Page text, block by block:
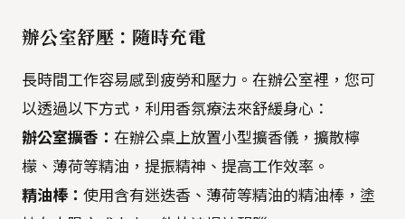
辦公室舒壓：隨時充電
長時間工作容易感到疲勞和壓力。在辦公室裡，您可
以透過以下方式，利用香氛療法來舒緩身心：
辦公室擴香： 在辦公桌上放置小型擴香儀，擴散檸
檬、薄荷等精油，提振精神、提高工作效率。
精油棒： 使用含有迷迭香、薄荷等精油的精油棒，塗